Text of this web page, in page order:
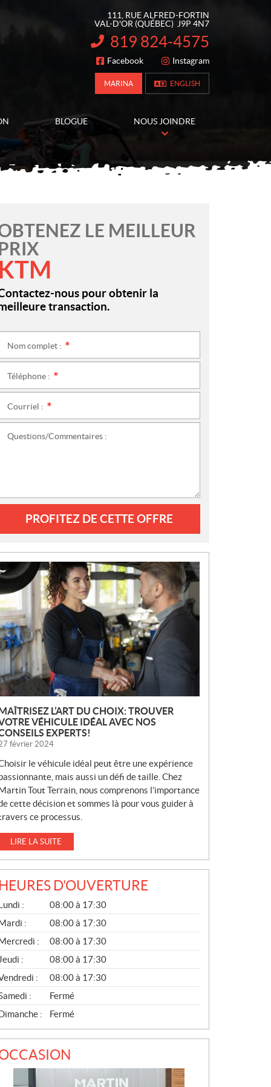
111, RUE ALFRED-FORTIN
VAL-D'OR (QUÉBEC) J9P 4N7
INFORMATION :
819 824-4575
SUIVEZ-NOUS
Facebook Instagram
MARINA ENGLISH
BLOGUE NOUS JOINDRE
LE MEILLEUR
KTM
nous pour obtenir la
transaction.
Nom complet :
Téléphone :
Courriel :
Questions/Commentaires :
PROFITEZ DE CETTE OFFRE
L’ART DU CHOIX: TROUVER
VÉHICULE IDÉAL AVEC NOS
EXPERTS!
février 2024
le véhicule idéal peut être une expérience
mais aussi un défi de taille. Chez
Tout Terrain, nous comprenons l’importance
cette décision et sommes là pour vous guider à
ce processus.
LIRE LA SUITE
HEURES D'OUVERTURE
:
08:00 à 17:30
:
08:00 à 17:30
:
08:00 à 17:30
Jeudi :
08:00 à 17:30
:
08:00 à 17:30
:
Fermé
:
Fermé